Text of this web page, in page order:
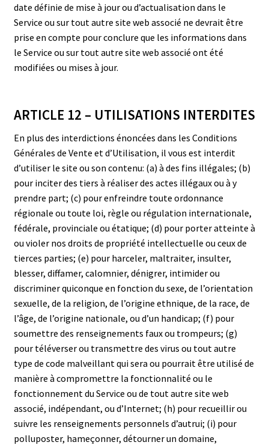
date définie de mise à jour ou d’actualisation dans le
Service ou sur tout autre site web associé ne devrait être
prise en compte pour conclure que les informations dans
le Service ou sur tout autre site web associé ont été
modifiées ou mises à jour.
ARTICLE 12 – UTILISATIONS INTERDITES
En plus des interdictions énoncées dans les Conditions
Générales de Vente et d’Utilisation, il vous est interdit
d’utiliser le site ou son contenu: (a) à des fins illégales; (b)
pour inciter des tiers à réaliser des actes illégaux ou à y
prendre part; (c) pour enfreindre toute ordonnance
régionale ou toute loi, règle ou régulation internationale,
fédérale, provinciale ou étatique; (d) pour porter atteinte à
ou violer nos droits de propriété intellectuelle ou ceux de
tierces parties; (e) pour harceler, maltraiter, insulter,
blesser, diffamer, calomnier, dénigrer, intimider ou
discriminer quiconque en fonction du sexe, de l’orientation
sexuelle, de la religion, de l’origine ethnique, de la race, de
l’âge, de l’origine nationale, ou d’un handicap; (f) pour
soumettre des renseignements faux ou trompeurs; (g)
pour téléverser ou transmettre des virus ou tout autre
type de code malveillant qui sera ou pourrait être utilisé de
manière à compromettre la fonctionnalité ou le
fonctionnement du Service ou de tout autre site web
associé, indépendant, ou d’Internet; (h) pour recueillir ou
suivre les renseignements personnels d’autrui; (i) pour
polluposter, hameçonner, détourner un domaine,